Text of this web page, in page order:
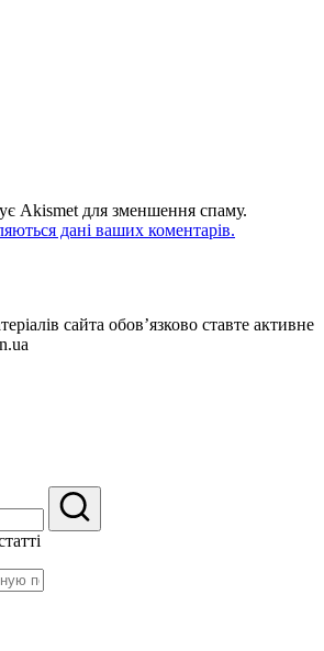
Akismet для зменшення спаму.
дані ваших коментарів.
сайта обов’язково ставте активне